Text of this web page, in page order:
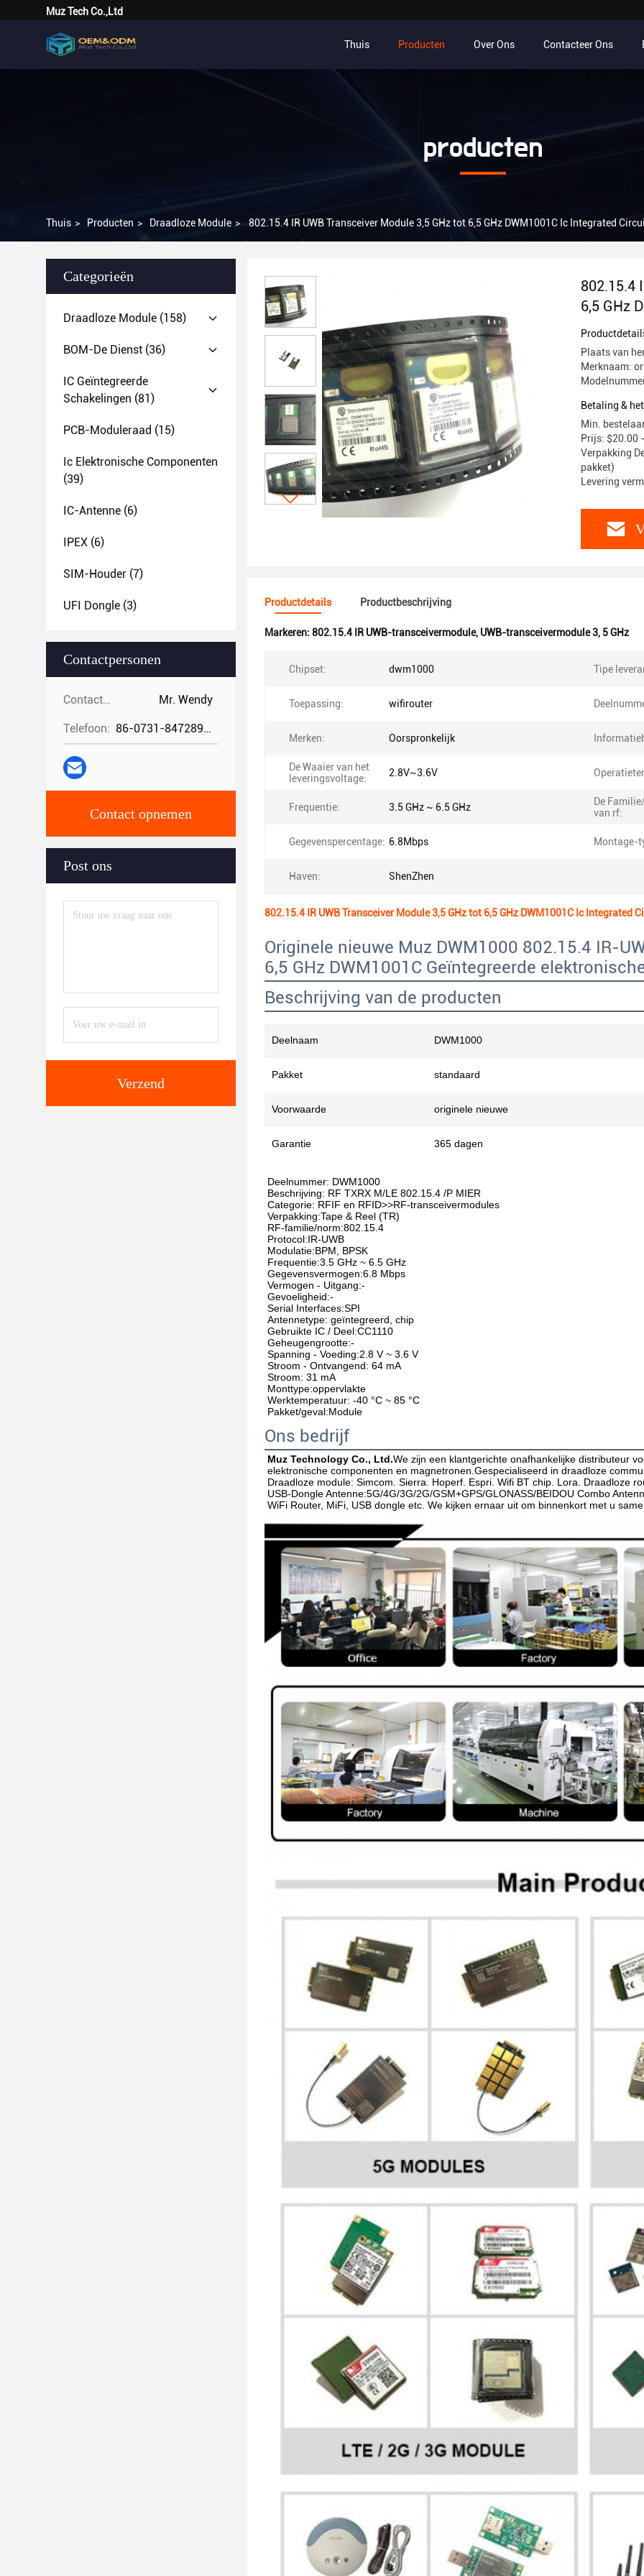
Muz Tech Co.,Ltd
Thuis Producten Over Ons Contacteer Ons
producten
Thuis > Producten > Draadloze Module > 802.15.4 IR UWB Transceiver Module 3,5 GHz tot 6,5 GHz DWM1001C Ic Integrated
Categorieën
Draadloze Module (158)
BOM-De Dienst (36)
IC Geïntegreerde
Schakelingen (81)
PCB-Moduleraad (15)
Ic Elektronische Componenten
(39)
IC-Antenne (6)
IPEX (6)
SIM-Houder (7)
UFI Dongle (3)
Contactpersonen
Contactpersonen: Mr. Wendy
Telefoon: 86-0731-84728962
Contact opnemen
Post ons
Verzend
802.15.4
6,5 GHz
Plaats van
Merknaam:
Betaling &
Min.
Prijs: $20.00
Verpakking
pakket)
Levering
Productdetails Productbeschrijving
Markeren: 802.15.4 IR UWB-transceivermodule, UWB-transceivermodule 3, 5 GHz
Chipset: dwm1000 Tipe
Toepassing: wifirouter
Merken: Oorspronkelijk
De Waaier van het
leveringsvoltage:
2.8V~3.6V
Frequentie: 3.5 GHz ~ 6.5 GHz
De
van rf:
Gegevenspercentage: 6.8Mbps Montage-
Haven: ShenZhen
802.15.4 IR UWB Transceiver Module 3,5 GHz tot 6,5 GHz DWM1001C Ic Integrated
Originele nieuwe Muz DWM1000 802.15.4 IR-
6,5 GHz DWM1001C Geïntegreerde
Beschrijving van de producten
Deelnaam DWM1000
Pakket standaard
Voorwaarde originele nieuwe
Garantie 365 dagen
Deelnummer: DWM1000
Beschrijving: RF TXRX M/LE 802.15.4 /P MIER
Categorie: RFIF en RFID>>RF-transceivermodules
Verpakking:Tape & Reel (TR)
RF-familie/norm:802.15.4
Protocol:IR-UWB
Modulatie:BPM, BPSK
Frequentie:3.5 GHz ~ 6.5 GHz
Gegevensvermogen:6.8 Mbps
Vermogen - Uitgang:-
Gevoeligheid:-
Serial Interfaces:SPI
Antennetype: geïntegreerd, chip
Gebruikte IC / Deel:CC1110
Geheugengrootte:-
Spanning - Voeding:2.8 V ~ 3.6 V
Stroom - Ontvangend: 64 mA
Stroom: 31 mA
Monttype:oppervlakte
Werktemperatuur: -40 °C ~ 85 °C
Pakket/geval:Module
Ons bedrijf
Muz Technology Co., Ltd.We zijn een klantgerichte onafhankelijke distributeur
elektronische componenten en magnetronen.Gespecialiseerd in draadloze
Draadloze module: Simcom. Sierra. Hoperf. Espri. Wifi BT chip. Lora. Draadloze
USB-Dongle Antenne:5G/4G/3G/2G/GSM+GPS/GLONASS/BEIDOU Combo
WiFi Router, MiFi, USB dongle etc. We kijken ernaar uit om binnenkort met u